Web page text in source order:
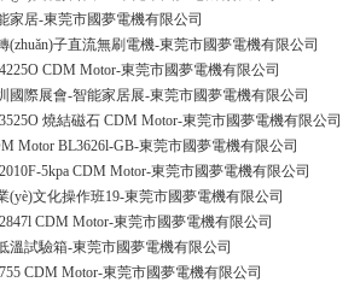
家居-東莞市國夢電機有限公司
(zhuǎn)子直流無刷電機-東莞市國夢電機有限公司
CDM Motor-東莞市國夢電機有限公司
國際展會-智能家居展-東莞市國夢電機有限公司
燒結磁石 CDM Motor-東莞市國夢電機有限公司
Motor BL3626l-GB-東莞市國夢電機有限公司
5kpa CDM Motor-東莞市國夢電機有限公司
(yè)文化操作班19-東莞市國夢電機有限公司
CDM Motor-東莞市國夢電機有限公司
溫試驗箱-東莞市國夢電機有限公司
CDM Motor-東莞市國夢電機有限公司